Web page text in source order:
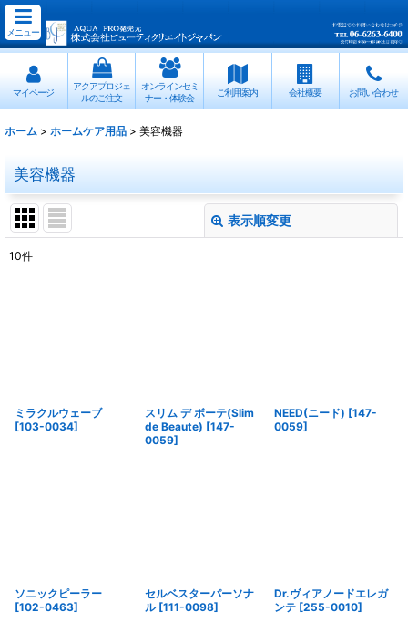
メニュー
マイページ
アクアプロジェ
ルのご注文
オンラインセミ
ナー・体験会
ご利用案内 会社概要 お問い合わせ
ホーム > ホームケア用品 > 美容機器
美容機器
表示順変更
10件
ミラクルウェーブ
[103-0034]
スリム デ ボーテ(Slim
de Beaute) [147-
0059]
NEED(ニード) [147-
0059]
ソニックピーラー
[102-0463]
セルベスターパーソナ
ル [111-0098]
Dr.ヴィアノードエレガ
ンテ [255-0010]